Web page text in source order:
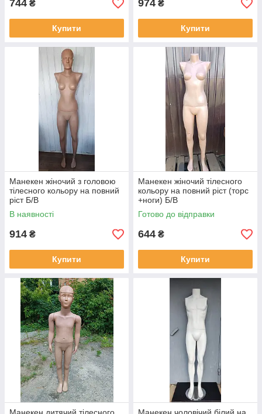
744 ₴
Купити
974 ₴
Купити
Манекен жіночий з головою
тілесного кольору на повний
ріст Б/В
В наявності
914 ₴
Купити
Манекен жіночий тілесного
кольору на повний ріст (торс
+ноги) Б/В
Готово до відправки
644 ₴
Купити